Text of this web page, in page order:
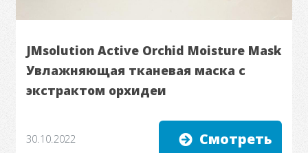
JMsolution Active Orchid Moisture Mask
​Увлажняющая тканевая маска с
экстрактом орхидеи
30.10.2022 Смотреть